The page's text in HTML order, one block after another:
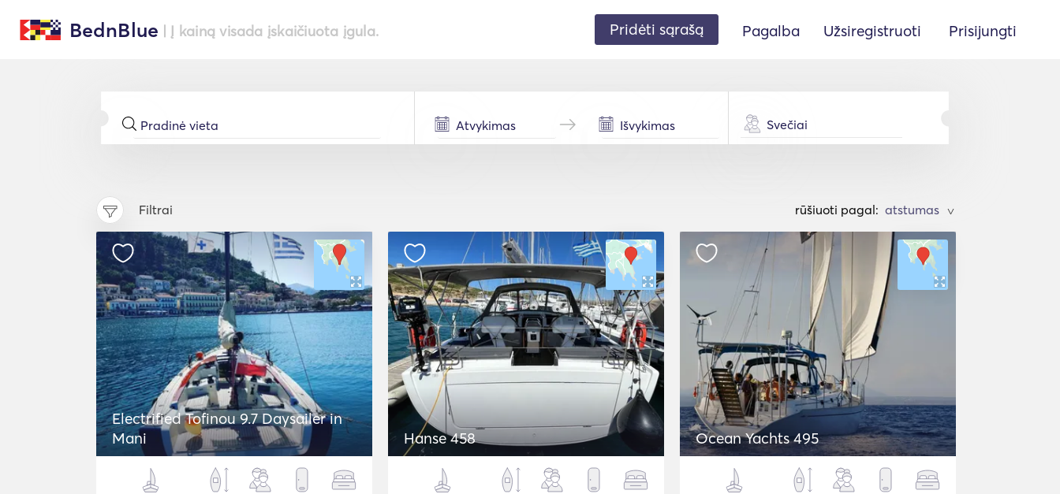
BednBlue | Į kainą visada įskaičiuota įgula. Pridėti sąrašą Pagalba Užsiregistruoti Prisijungti
Svečiai
Filtrai rūšiuoti pagal: >
Electrified Tofinou 9.7 Daysailer in
Mani
Hanse 458 Ocean Yachts 495